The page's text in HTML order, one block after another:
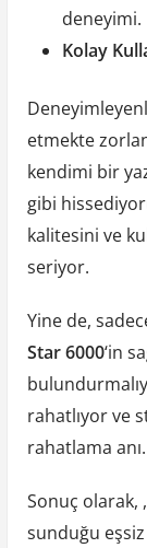
deneyimi.
Kolay
etmekte
kendimi bir
gibi
kalitesini ve
seriyor.
Yine de,
Star 6000‘in
rahatlıyor ve
rahatlama
Sonuç olarak,
sunduğu